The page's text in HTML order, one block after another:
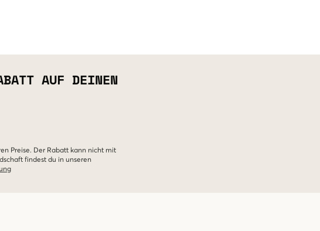
AUF DEINEN
Preise. Der Rabatt kann nicht mit
findest du in unseren